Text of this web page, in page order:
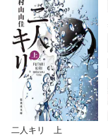
二人キリ 上